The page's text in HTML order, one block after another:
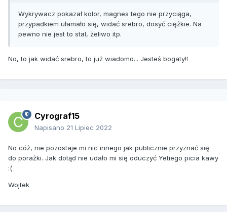
Wykrywacz pokazał kolor, magnes tego nie przyciąga,
przypadkiem ułamało się, widać srebro, dosyć ciężkie. Na
pewno nie jest to stal, żeliwo itp.
No, to jak widać srebro, to już wiadomo... Jesteś bogaty!!
Cyrograf15
Napisano 21 Lipiec 2022
No cóż, nie pozostaje mi nic innego jak publicznie przyznać się
do porażki. Jak dotąd nie udało mi się oduczyć Yetiego picia kawy
:(
Wojtek